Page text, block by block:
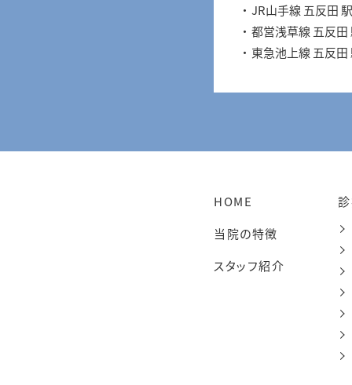
JR山手線 五反田
都営浅草線 五反
東急池上線 五反
HOME
当院の特徴
スタッフ紹介